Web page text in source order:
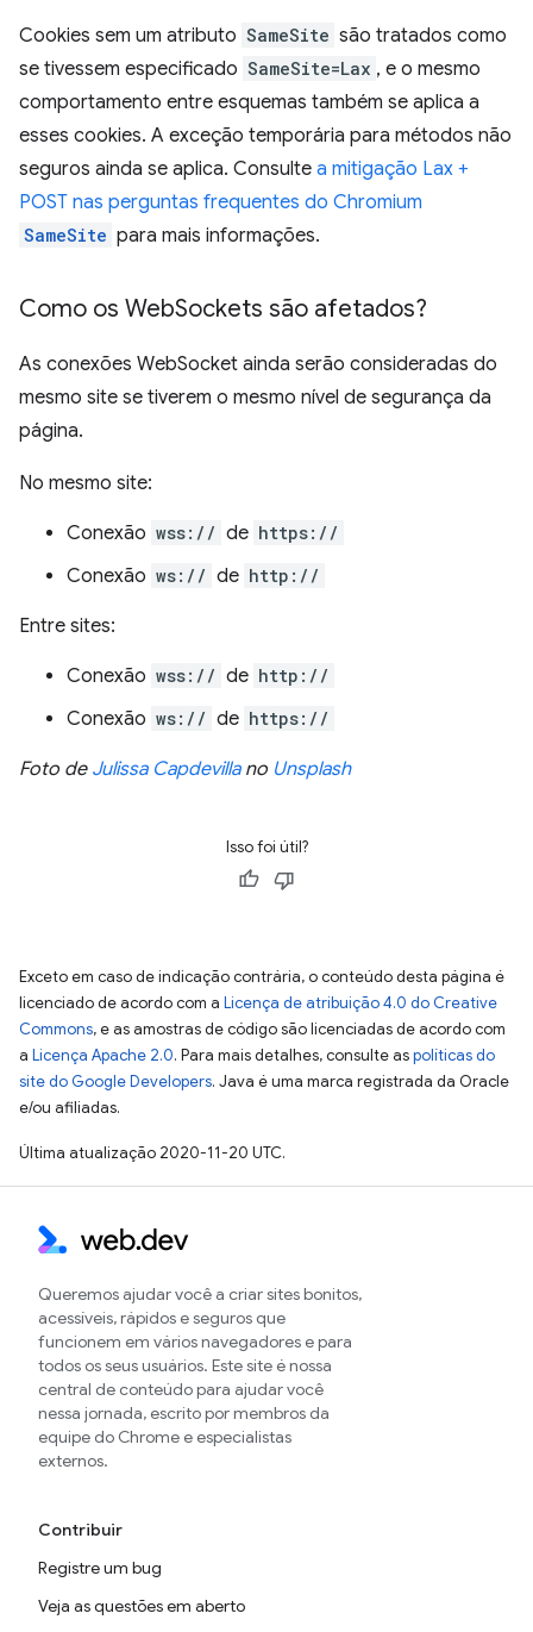
Cookies sem um atributo SameSite são tratados como
se tivessem especificado SameSite=Lax , e o mesmo
comportamento entre esquemas também se aplica a
esses cookies. A exceção temporária para métodos não
seguros ainda se aplica. Consulte a mitigação Lax +
POST nas perguntas frequentes do Chromium
SameSite para mais informações.
Como os WebSockets são afetados?
As conexões WebSocket ainda serão consideradas do
mesmo site se tiverem o mesmo nível de segurança da
página.
No mesmo site:
Conexão wss:// de https://
Conexão ws:// de http://
Entre sites:
Conexão wss:// de http://
Conexão ws:// de https://
Foto de Julissa Capdevillano Unsplash
Isso foi útil?
Exceto em caso de indicação contrária, o conteúdo desta página é
licenciado de acordo com a Licença de atribuição 4.0 do Creative
Commons, e as amostras de código são licenciadas de acordo com
a Licença Apache 2.0. Para mais detalhes, consulte aspolíticas do
site do Google Developers. Java é uma marca registrada da Oracle
e/ou afiliadas.
Última atualização 2020-11-20 UTC.
Queremos ajudar você a criar sites bonitos,
acessíveis, rápidos e seguros que
funcionem em vários navegadores e para
todos os seus usuários. Este site é nossa
central de conteúdo para ajudar você
nessa jornada, escrito por membros da
equipe do Chrome e especialistas
externos.
Contribuir
Registre um bug
Veja as questões em aberto